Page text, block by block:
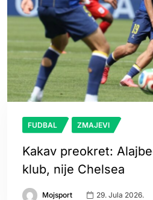
FUDBAL ZMAJEVI
Kakav preokret:
klub, nije Chelsea
Mojsport 29. Jula 2026.